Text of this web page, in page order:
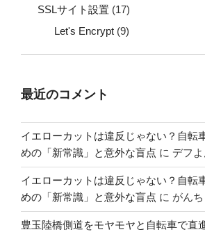
SSLサイト設置 (17)
Let's Encrypt (9)
最近のコメント
イエローカットは違反じゃない？自転
めの「新常識」と意外な盲点 に デフ
イエローカットは違反じゃない？自転
めの「新常識」と意外な盲点 に がん
豊玉陸橋側道をモヤモヤと自転車で直